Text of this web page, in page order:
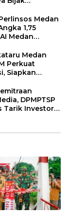
Medan
1,75
Medan
Kredibilitas
Medan
Perkuat
Siapkan
DPMPTSP
Tarik Investor